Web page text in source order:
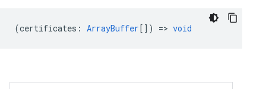
(certificates : ArrayBuffer[]) => void